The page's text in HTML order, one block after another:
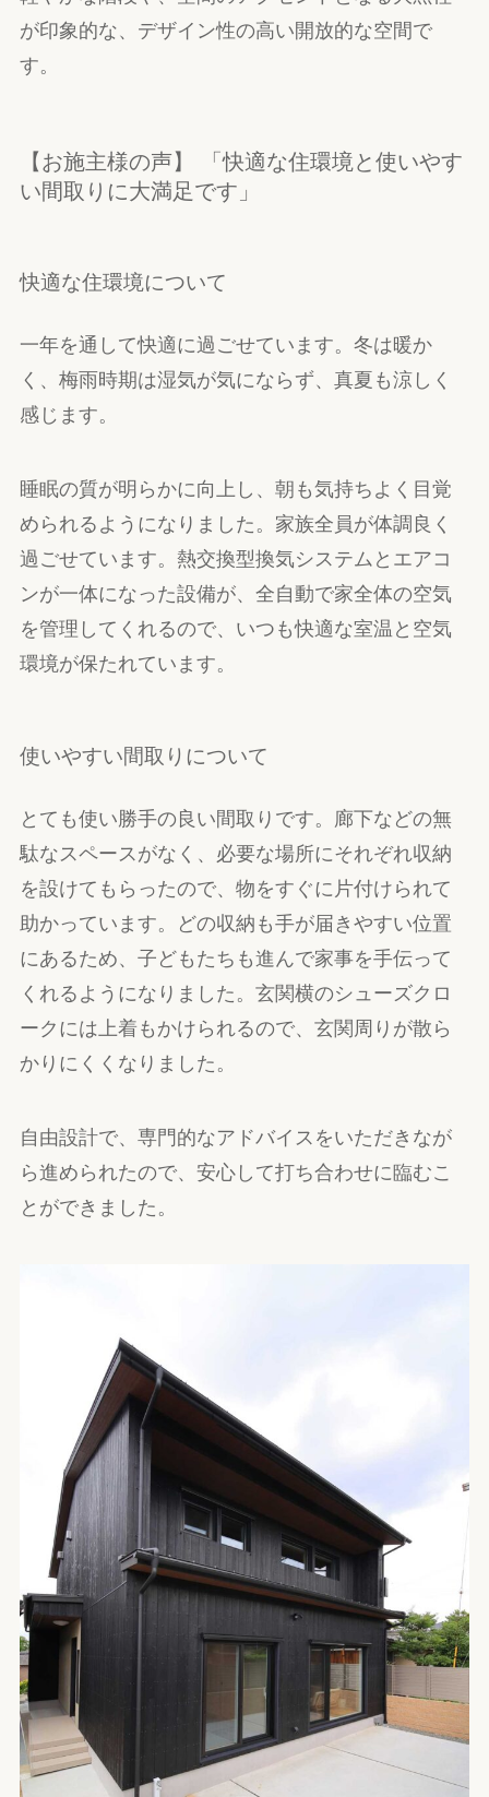
が印象的な、デザイン性の高い開放的な空間で
す。
【お施主様の声】 「快適な住環境と使いやす
い間取りに大満足です」
快適な住環境について
一年を通して快適に過ごせています。冬は暖か
く、梅雨時期は湿気が気にならず、真夏も涼しく
感じます。
睡眠の質が明らかに向上し、朝も気持ちよく目覚
められるようになりました。家族全員が体調良く
過ごせています。熱交換型換気システムとエアコ
ンが一体になった設備が、全自動で家全体の空気
を管理してくれるので、いつも快適な室温と空気
環境が保たれています。
使いやすい間取りについて
とても使い勝手の良い間取りです。廊下などの無
駄なスペースがなく、必要な場所にそれぞれ収納
を設けてもらったので、物をすぐに片付けられて
助かっています。どの収納も手が届きやすい位置
にあるため、子どもたちも進んで家事を手伝って
くれるようになりました。玄関横のシューズクロ
ークには上着もかけられるので、玄関周りが散ら
かりにくくなりました。
自由設計で、専門的なアドバイスをいただきなが
ら進められたので、安心して打ち合わせに臨むこ
とができました。